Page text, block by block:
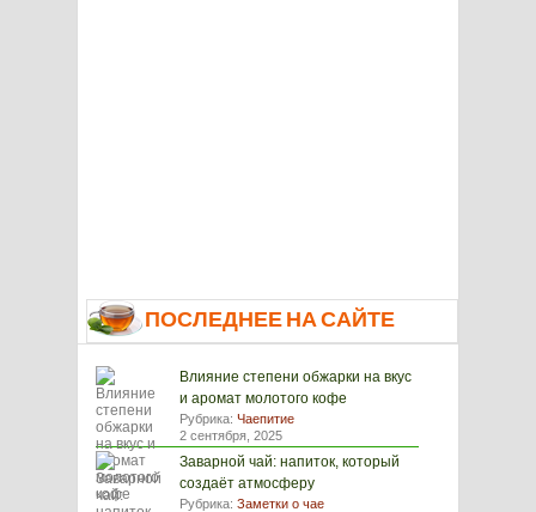
ПОСЛЕДНЕЕ НА САЙТЕ
Влияние степени обжарки на вкус
и аромат молотого кофе
Рубрика: Чаепитие
2 сентября, 2025
Заварной чай: напиток, который
создаёт атмосферу
Рубрика: Заметки о чае